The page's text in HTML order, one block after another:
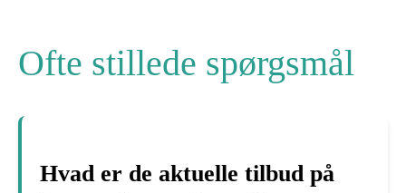
Ofte stillede spørgsmål
Hvad er de aktuelle tilbud på